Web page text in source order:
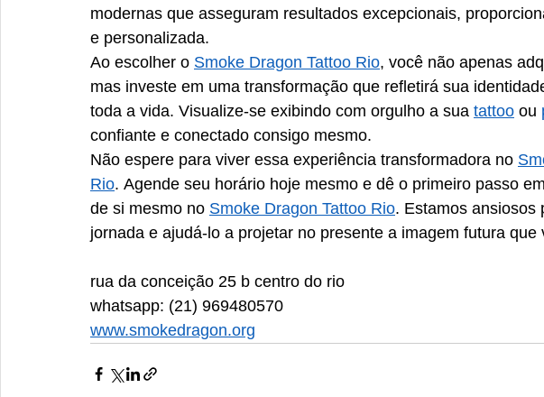
modernas que asseguram resultados excepcionais,
e personalizada.​
Ao escolher o Smoke Dragon Tattoo Rio, você não apenas
mas investe em uma transformação que refletirá sua
toda a vida. Visualize-se exibindo com orgulho a sua tattoo ou
confiante e conectado consigo mesmo.​
Não espere para viver essa experiência transformadora no
Rio. Agende seu horário hoje mesmo e dê o primeiro passo
de si mesmo no Smoke Dragon Tattoo Rio. Estamos
jornada e ajudá-lo a projetar no presente a imagem futura que
rua da conceição 25 b centro do rio
whatsapp: (21) 969480570
www.smokedragon.org